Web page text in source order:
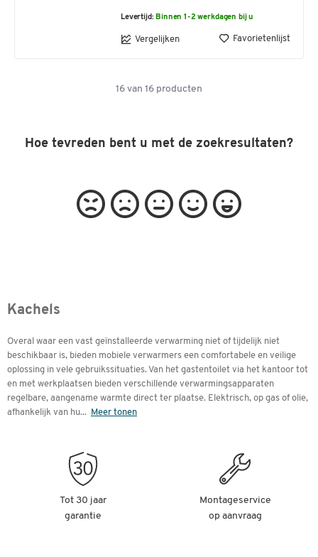
Levertijd: Binnen 1-2 werkdagen bij u
Vergelijken Favorietenlijst
16 van 16 producten
Hoe tevreden bent u met de zoekresultaten?
Kachels
Overal waar een vast geïnstalleerde verwarming niet of tijdelijk niet
beschikbaar is, bieden mobiele verwarmers een comfortabele en veilige
oplossing in vele gebruikssituaties. Van het gastentoilet via het kantoor tot
en met werkplaatsen bieden verschillende verwarmingsapparaten
regelbare, aangename warmte direct ter plaatse. Elektrisch, op gas of olie,
afhankelijk van hu... Meer tonen
Tot 30 jaar
garantie
Montageservice
op aanvraag